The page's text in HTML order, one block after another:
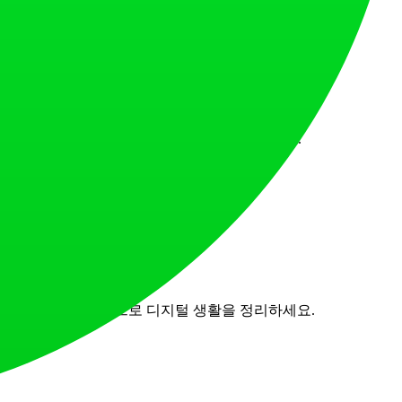
용하여 픽셀 점검 및 다운로드가 가능합니다.
력한 리마인더 앱으로 디지털 생활을 정리하세요.